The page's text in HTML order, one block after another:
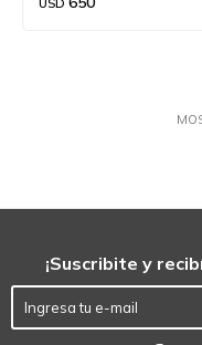
USD
¡Suscribite y